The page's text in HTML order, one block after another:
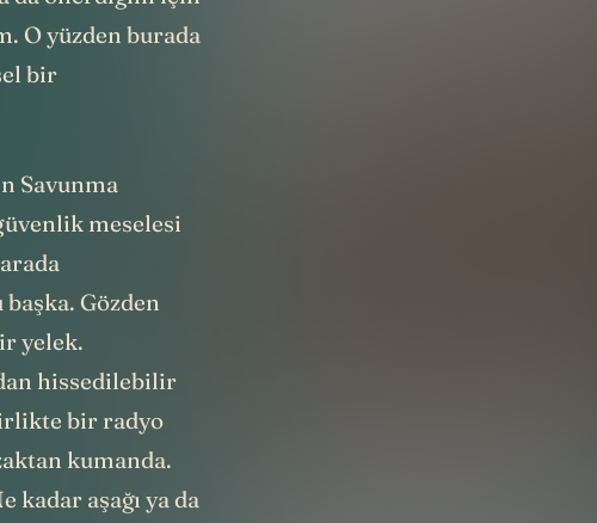
O yüzden burada
bir
Savunma
meselesi
başka. Gözden
yelek.
hissedilebilir
bir radyo
kumanda.
kadar aşağı ya da